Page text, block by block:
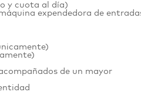
y cuota al día)
expendedora de
de un mayor